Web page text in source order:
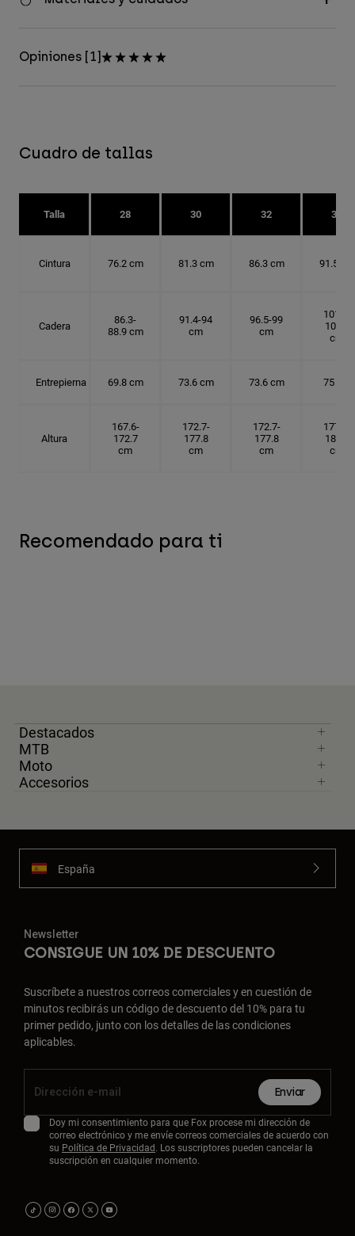
Opiniones [1]
Cuadro de tallas
Talla 28 30 32 34
Cintura 76.2 cm 81.3 cm 86.3 cm 91.5 cm
Cadera
86.3-
88.9 cm
91.4-94
cm
96.5-99
cm
101.6-
104.1
cm
Entrepierna 69.8 cm 73.6 cm 73.6 cm 75 cm
Altura
167.6-
172.7
cm
172.7-
177.8
cm
172.7-
177.8
cm
177.8-
182.9
cm
Recomendado para ti
Destacados
MTB
Moto
Accesorios
España
Newsletter
CONSIGUE UN 10% DE DESCUENTO
Suscríbete a nuestros correos comerciales y en cuestión de
minutos recibirás un código de descuento del 10% para tu
primer pedido, junto con los detalles de las condiciones
aplicables.
Enviar
Doy mi consentimiento para que Fox procese mi dirección de
correo electrónico y me envíe correos comerciales de acuerdo con
su Política de Privacidad. Los suscriptores pueden cancelar la
suscripción en cualquier momento.